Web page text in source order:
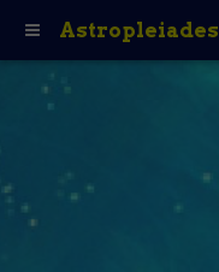
Astropleiades